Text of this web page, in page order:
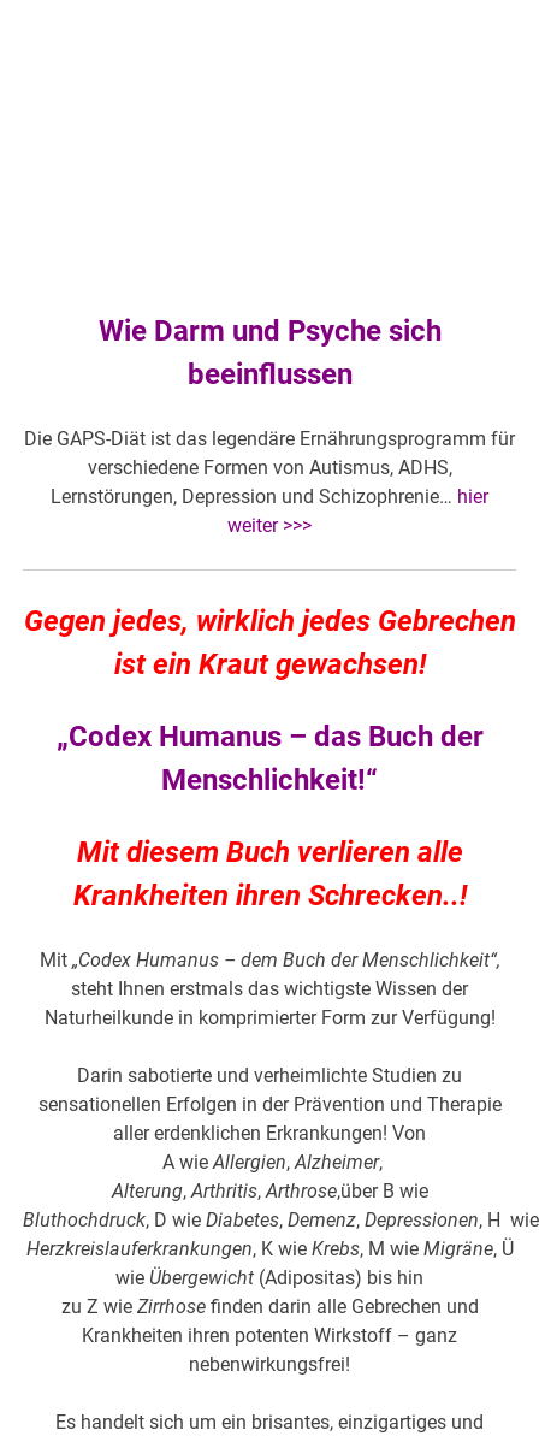
Wie Darm und Psyche sich
beeinflussen
Die GAPS-Diät ist das legendäre Ernährungsprogramm für
verschiedene Formen von Autismus, ADHS,
Lernstörungen, Depression und Schizophrenie… hier
weiter >>>
Gegen jedes, wirklich jedes Gebrechen
ist ein Kraut gewachsen!
„Codex Humanus – das Buch der
Menschlichkeit!“
Mit diesem Buch verlieren alle
Krankheiten ihren Schrecken..!
Mit „Codex Humanus – dem Buch der Menschlichkeit“,
steht Ihnen erstmals das wichtigste Wissen der
Naturheilkunde in komprimierter Form zur Verfügung!
Darin sabotierte und verheimlichte Studien zu
sensationellen Erfolgen in der Prävention und Therapie
aller erdenklichen Erkrankungen! Von
A wieAllergien,Alzheimer,
Alterung,Arthritis,Arthrose,über B wie
Bluthochdruck, D wieDiabetes,Demenz,Depressionen, H wie
Herzkreislauferkrankungen, K wie Krebs, M wie Migräne, Ü
wie Übergewicht (Adipositas) bis hin
zu Z wie Zirrhosefinden darin alle Gebrechen und
Krankheiten ihren potenten Wirkstoff – ganz
nebenwirkungsfrei!
Es handelt sich um ein brisantes, einzigartiges und